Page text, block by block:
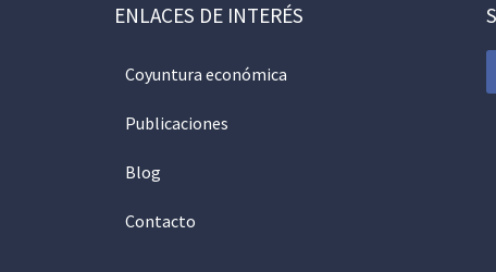
ENLACES DE INTERÉS
Coyuntura económica
Publicaciones
Blog
Contacto